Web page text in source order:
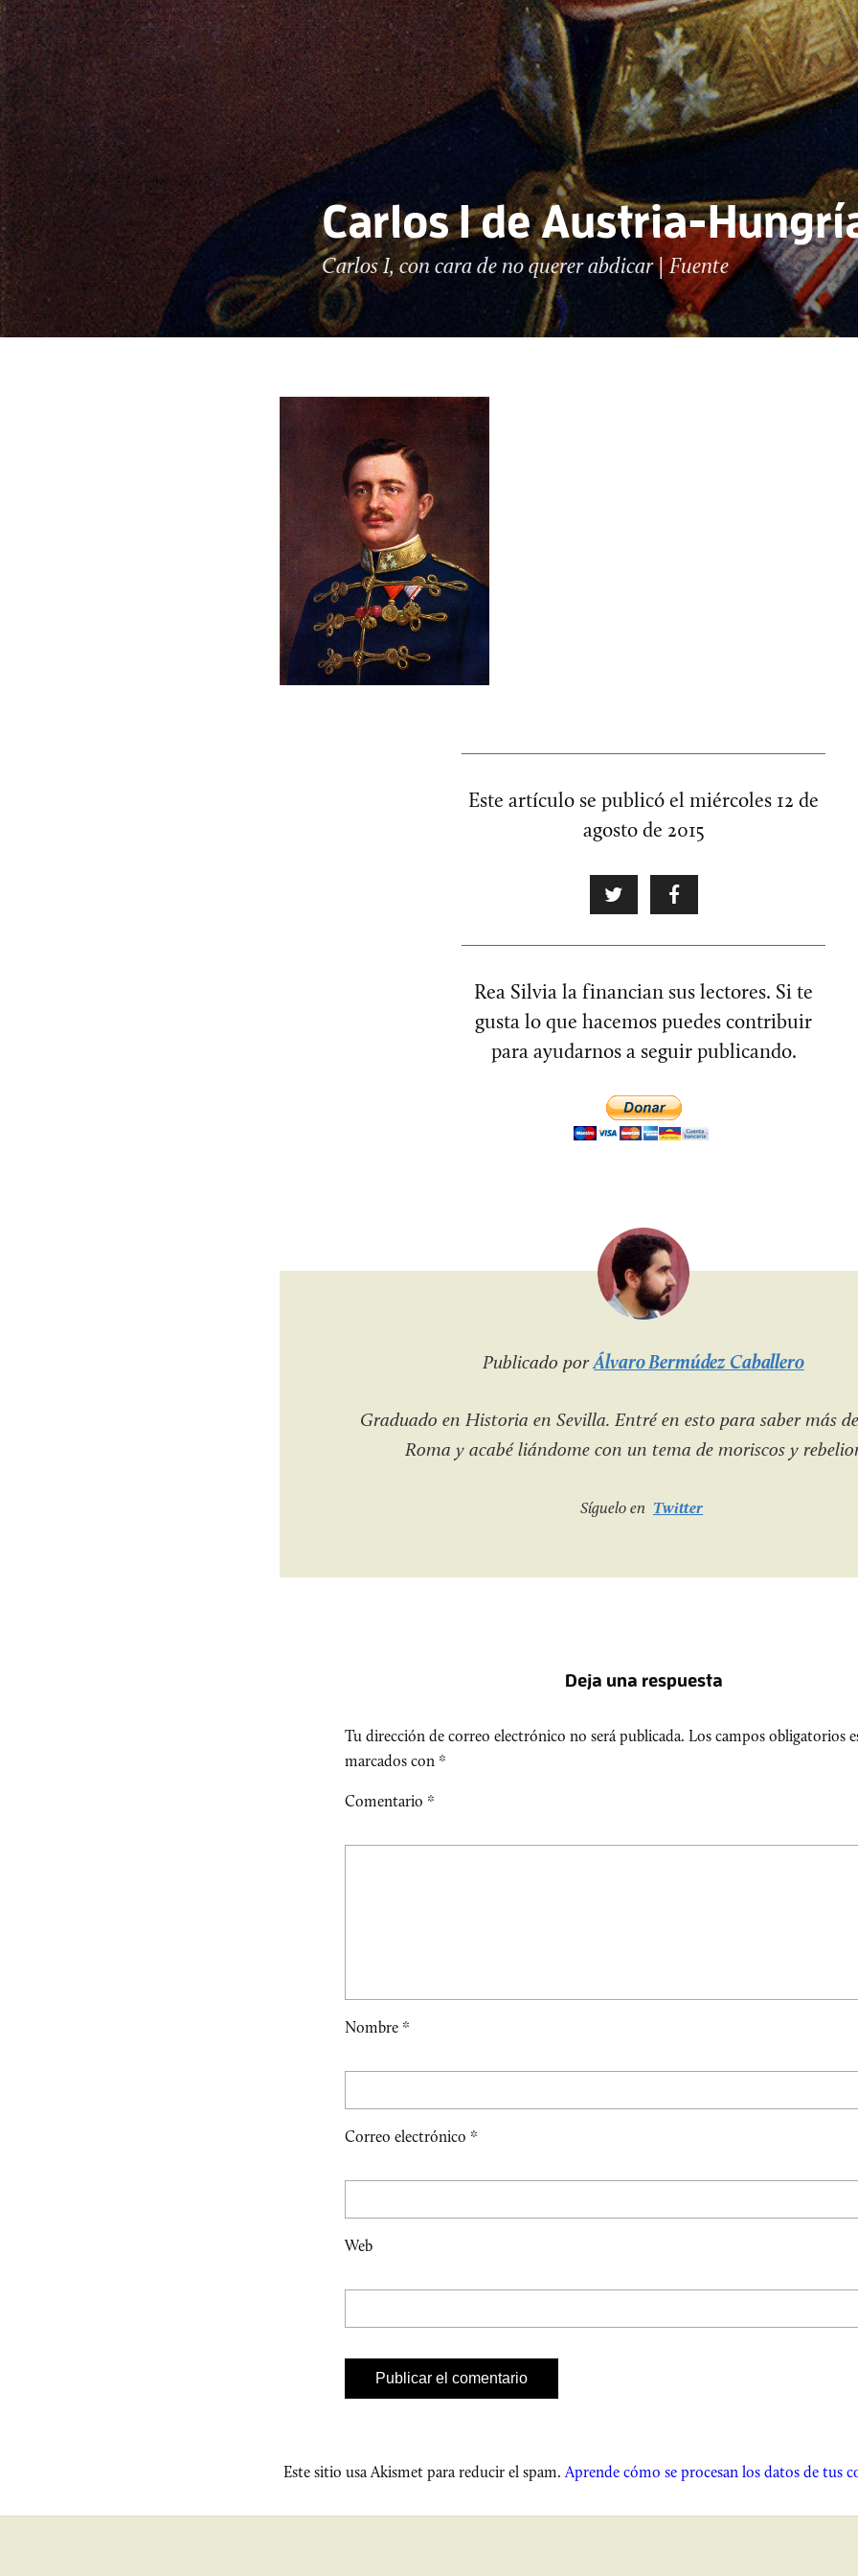
Carlos I de Austria-
Carlos I, con cara de no querer abdicar | Fuente
Este artículo se publicó el miércoles 12 de
agosto de 2015
Rea Silvia la financian sus lectores. Si te
gusta lo que hacemos puedes contribuir
para ayudarnos a seguir publicando.
Publicado porÁlvaro Bermúdez Caballero
Graduado en Historia en Sevilla. Entré en esto para saber más
Roma y acabé liándome con un tema de moriscos y
Síguelo en Twitter
Deja una respuesta
Tu dirección de correo electrónico no será publicada. Los campos obligatorios
marcados con *
Comentario *
Nombre *
Correo electrónico *
Web
Este sitio usa Akismet para reducir el spam.Aprende cómo se procesan los datos de tus